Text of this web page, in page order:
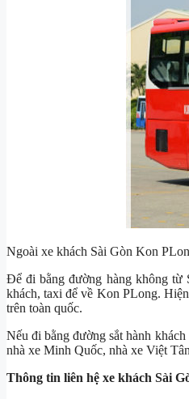
Ngoài xe khách Sài Gòn Kon
Để đi bằng đường hàng không từ
khách, taxi để về Kon PLong.
trên toàn quốc.
Nếu đi bằng đường sắt hành
nhà xe Minh Quốc, nhà xe Việt
Thông tin liên hệ xe khách Sài